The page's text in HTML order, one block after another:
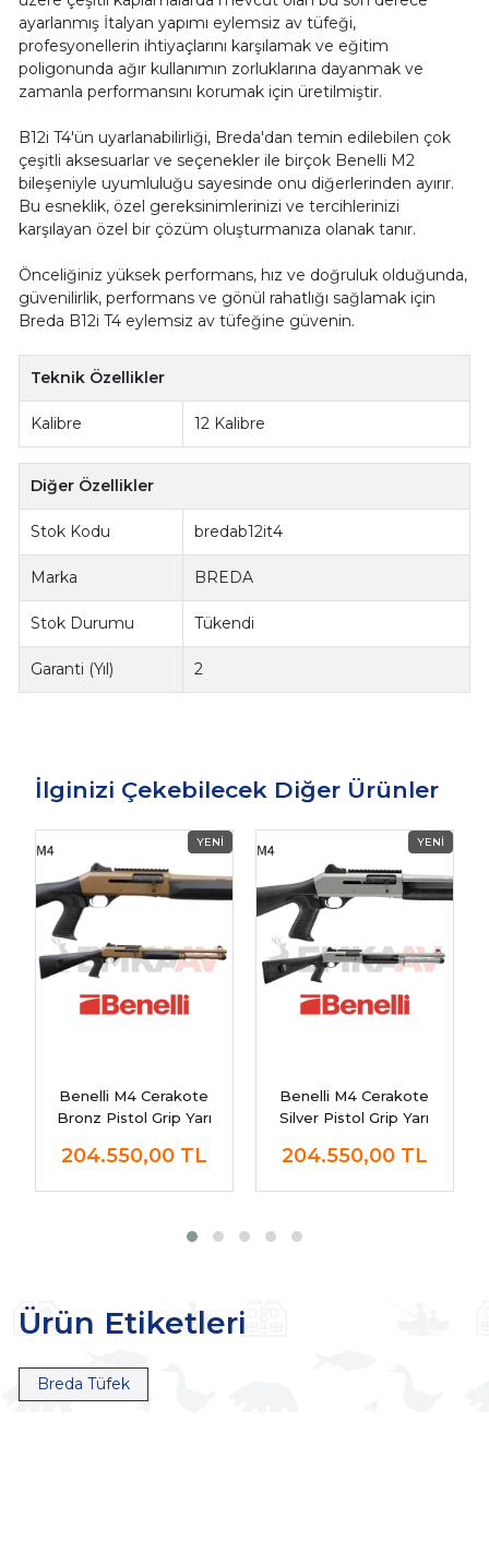
ayarlanmış İtalyan yapımı eylemsiz av tüfeği,
profesyonellerin ihtiyaçlarını karşılamak ve eğitim
poligonunda ağır kullanımın zorluklarına dayanmak ve
zamanla performansını korumak için üretilmiştir.
B12i T4'ün uyarlanabilirliği, Breda'dan temin edilebilen çok
çeşitli aksesuarlar ve seçenekler ile birçok Benelli M2
bileşeniyle uyumluluğu sayesinde onu diğerlerinden ayırır.
Bu esneklik, özel gereksinimlerinizi ve tercihlerinizi
karşılayan özel bir çözüm oluşturmanıza olanak tanır.
Önceliğiniz yüksek performans, hız ve doğruluk olduğunda,
güvenilirlik, performans ve gönül rahatlığı sağlamak için
Breda B12i T4 eylemsiz av tüfeğine güvenin.
Teknik Özellikler
Kalibre 12 Kalibre
Diğer Özellikler
Stok Kodu bredab12it4
Marka BREDA
Stok Durumu Tükendi
Garanti (Yıl) 2
İlginizi Çekebilecek Diğer Ürünler
Benelli M4 Cerakote
Bronz Pistol Grip Yarı
204.550,00 TL
Benelli M4 Cerakote
Silver Pistol Grip Yarı
204.550,00 TL
Ürün Etiketleri
Breda Tüfek